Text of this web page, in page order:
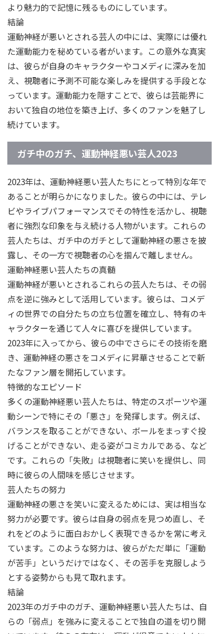
より魅力的で記憶に残るものにしています。
結論
運動神経が悪いとされる芸人の中には、実際には優れ
た運動能力を秘めている者がいます。この意外な真実
は、彼らが自身のキャラクターやコメディに深みを加
え、視聴者に予測不可能な楽しみを提供する手段とな
っています。運動能力を隠すことで、彼らは芸能界に
おいて独自の地位を築き上げ、多くのファンを魅了し
続けています。
ガチ中のガチ、運動神経悪い芸人2023
2023年は、運動神経悪い芸人たちにとって特別な年で
あることが明らかになりました。彼らの中には、テレ
ビやライブパフォーマンスでその特性を活かし、視聴
者に強烈な印象を与え続ける人物がいます。これらの
芸人たちは、ガチ中のガチとして運動神経の悪さを披
露し、その一方で視聴者の心を掴んで離しません。
運動神経悪い芸人たちの真髄
運動神経が悪いとされるこれらの芸人たちは、その弱
点を逆に強みとして活用しています。彼らは、コメデ
ィの世界での自分たちの立ち位置を確立し、特有のキ
ャラクターを通じて人々に喜びを提供しています。
2023年に入ってから、彼らの中でさらにその技術を磨
き、運動神経の悪さをコメディに昇華させることで新
たなファン層を開拓しています。
特徴的なエピソード
多くの運動神経悪い芸人たちは、特定のスポーツや運
動シーンで特にその「悪さ」を発揮します。例えば、
バランスを取ることができない、ボールをまっすぐ投
げることができない、走る姿がコミカルである、など
です。これらの「失敗」は視聴者に笑いを提供し、同
時に彼らの人間味を感じさせます。
芸人たちの努力
運動神経の悪さを笑いに変えるためには、実は相当な
努力が必要です。彼らは自身の弱点を見つめ直し、そ
れをどのように面白おかしく表現できるかを常に考え
ています。このような努力は、彼らがただ単に「運動
が苦手」というだけではなく、その苦手を克服しよう
とする姿勢からも見て取れます。
結論
2023年のガチ中のガチ、運動神経悪い芸人たちは、自
らの「弱点」を強みに変えることで独自の道を切り開